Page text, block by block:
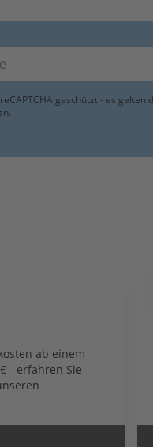
geschützt - es gelten
.
ab einem
- erfahren Sie